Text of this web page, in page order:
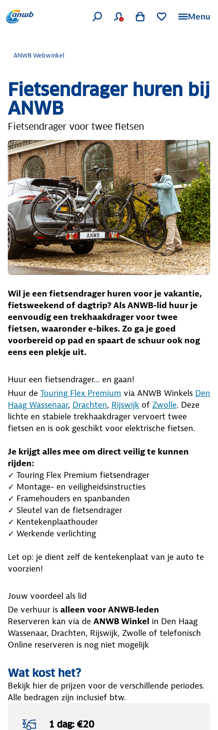
Menu
ANWB Webwinkel
Fietsendrager huren bij
ANWB
Fietsendrager voor twee fietsen
Wil je een fietsendrager huren voor je vakantie,
fietsweekend of dagtrip? Als ANWB-lid huur je
eenvoudig een trekhaakdrager voor twee
fietsen, waaronder e-bikes. Zo ga je goed
voorbereid op pad en spaart de schuur ook nog
eens een plekje uit.
Huur een fietsendrager... en gaan!
Huur de Touring Flex Premium via ANWB Winkels Den
Haag Wassenaar, Drachten, Rijswijk of Zwolle. Deze
lichte en stabiele trekhaakdrager vervoert twee
fietsen en is ook geschikt voor elektrische fietsen.
Je krijgt alles mee om direct veilig te kunnen
rijden:
✓ Touring Flex Premium fietsendrager
✓ Montage- en veiligheidsinstructies
✓ Framehouders en spanbanden
✓ Sleutel van de fietsendrager
✓ Kentekenplaathouder
✓ Werkende verlichting
Let op: je dient zelf de kentekenplaat van je auto te
voorzien!
Jouw voordeel als lid
De verhuur is alleen voor ANWB‑leden
Reserveren kan via de ANWB Winkel in Den Haag
Wassenaar, Drachten, Rijswijk, Zwolle of telefonisch
Online reserveren is nog niet mogelijk
Wat kost het?
Bekijk hier de prijzen voor de verschillende periodes.
Alle bedragen zijn inclusief btw.
1 dag: €20